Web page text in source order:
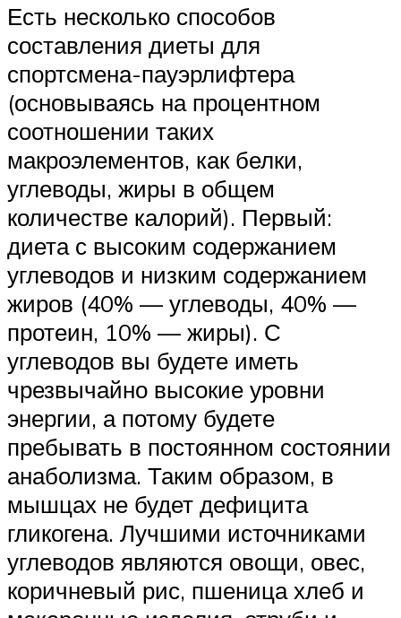
Есть несколько способов
составления диеты для
спортсмена-пауэрлифтера
(основываясь на процентном
соотношении таких
макроэлементов, как белки,
углеводы, жиры в общем
количестве калорий). Первый:
диета с высоким содержанием
углеводов и низким содержанием
жиров (40% — углеводы, 40% —
протеин, 10% — жиры). С
углеводов вы будете иметь
чрезвычайно высокие уровни
энергии, а потому будете
пребывать в постоянном состоянии
анаболизма. Таким образом, в
мышцах не будет дефицита
гликогена. Лучшими источниками
углеводов являются овощи, овес,
коричневый рис, пшеница хлеб и